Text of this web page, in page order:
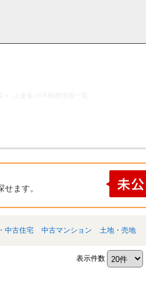
ます。
中古住宅 中古マンション 土地・売地
表示件数